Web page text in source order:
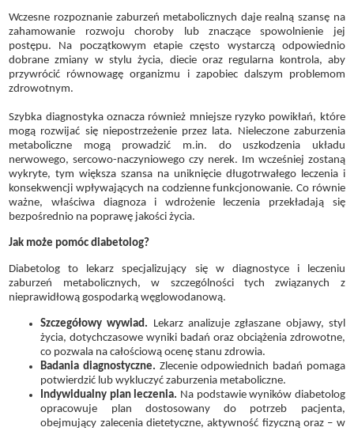
Wczesne rozpoznanie zaburzeń metabolicznych daje realną szansę na
zahamowanie rozwoju choroby lub znaczące spowolnienie jej
postępu. Na początkowym etapie często wystarczą odpowiednio
dobrane zmiany w stylu życia, diecie oraz regularna kontrola, aby
przywrócić równowagę organizmu i zapobiec dalszym problemom
zdrowotnym.
Szybka diagnostyka oznacza również mniejsze ryzyko powikłań, które
mogą rozwijać się niepostrzeżenie przez lata. Nieleczone zaburzenia
metaboliczne mogą prowadzić m.in. do uszkodzenia układu
nerwowego, sercowo-naczyniowego czy nerek. Im wcześniej zostaną
wykryte, tym większa szansa na uniknięcie długotrwałego leczenia i
konsekwencji wpływających na codzienne funkcjonowanie. Co równie
ważne, właściwa diagnoza i wdrożenie leczenia przekładają się
bezpośrednio na poprawę jakości życia.
Jak może pomóc diabetolog?
Diabetolog to lekarz specjalizujący się w diagnostyce i leczeniu
zaburzeń metabolicznych, w szczególności tych związanych z
nieprawidłową gospodarką węglowodanową.
Szczegółowy wywiad. Lekarz analizuje zgłaszane objawy, styl
życia, dotychczasowe wyniki badań oraz obciążenia zdrowotne,
co pozwala na całościową ocenę stanu zdrowia.
Badania diagnostyczne. Zlecenie odpowiednich badań pomaga
potwierdzić lub wykluczyć zaburzenia metaboliczne.
Indywidualny plan leczenia. Na podstawie wyników diabetolog
opracowuje plan dostosowany do potrzeb pacjenta,
obejmujący zalecenia dietetyczne, aktywność fizyczną oraz – w